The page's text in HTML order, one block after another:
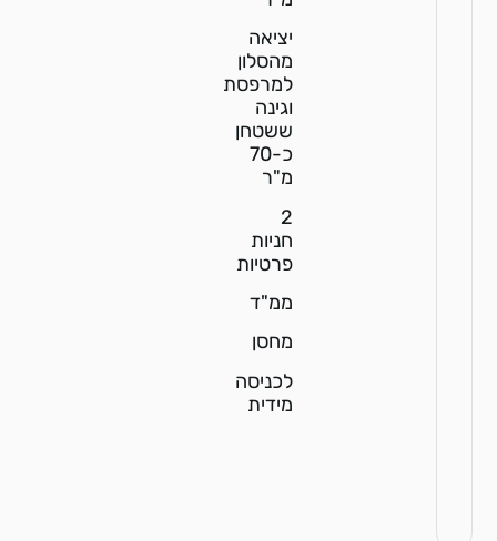
יציאה
מהסלון
למרפסת
וגינה
ששטחן
כ-70
מ"ר
2
חניות
פרטיות
ממ"ד
מחסן
לכניסה
מידית